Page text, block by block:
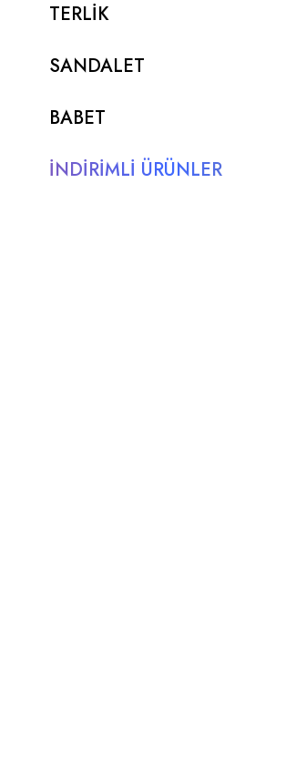
TERLİK
SANDALET
BABET
İNDİRİMLİ ÜRÜNLER